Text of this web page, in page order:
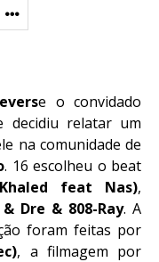
e o convidado
decidiu relatar um
na comunidade de
. 16 escolheu o beat
feat Nas),
Dre & 808-Ray. A
foram feitas por
, a filmagem por